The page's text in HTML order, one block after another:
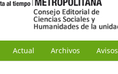
Actual Archivos Avisos